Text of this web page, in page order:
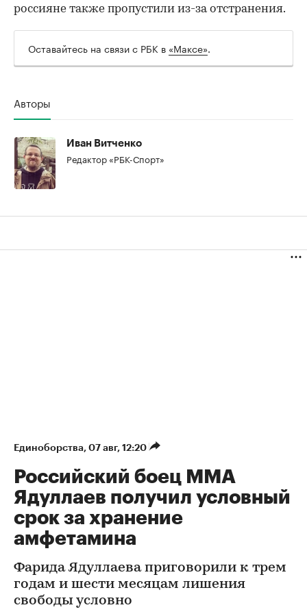
россияне также пропустили из-за отстранения.
Оставайтесь на связи с РБК в «Максе».
Авторы
Иван Витченко
Редактор «РБК-Спорт»
Единоборства⁠, 07 авг, 12:20
Российский боец ММА
Ядуллаев получил условный
срок за хранение
амфетамина
Фарида Ядуллаева приговорили к трем
годам и шести месяцам лишения
свободы условно